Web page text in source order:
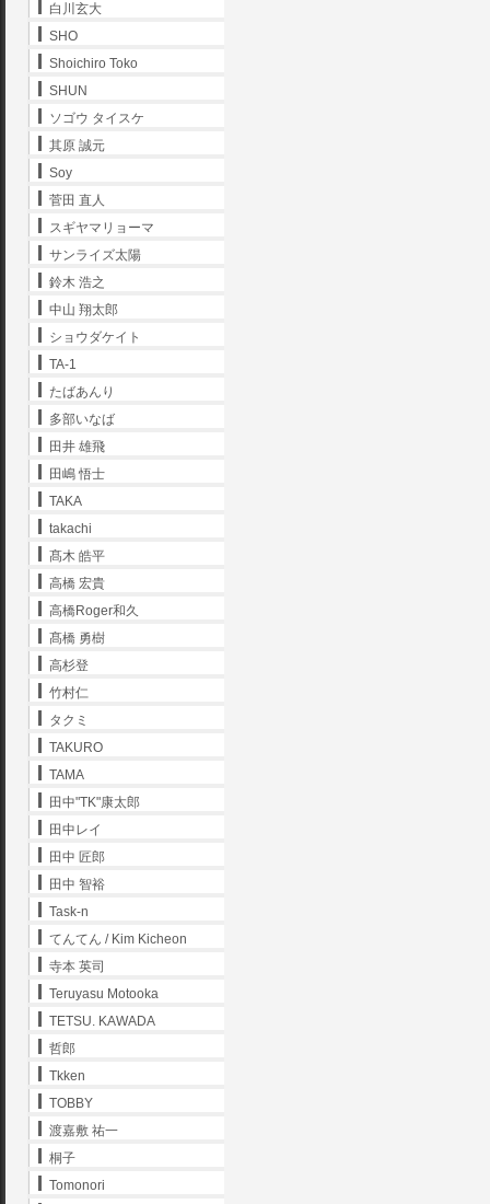
白川玄大
SHO
Shoichiro Toko
SHUN
ソゴウ タイスケ
其原 誠元
Soy
菅田 直人
スギヤマリョーマ
サンライズ太陽
鈴木 浩之
中山 翔太郎
ショウダケイト
TA-1
たばあんり
多部いなば
田井 雄飛
田嶋 悟士
TAKA
takachi
髙木 皓平
高橋 宏貴
高橋Roger和久
髙橋 勇樹
高杉登
竹村仁
タクミ
TAKURO
TAMA
田中"TK"康太郎
田中レイ
田中 匠郎
田中 智裕
Task-n
てんてん / Kim Kicheon
寺本 英司
Teruyasu Motooka
TETSU. KAWADA
哲郎
Tkken
TOBBY
渡嘉敷 祐一
桐子
Tomonori